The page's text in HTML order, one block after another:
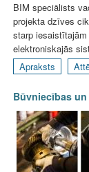
BIM speciālists
projekta dzīves
starp
elektroniskajās
Apraksts
Būvniecības